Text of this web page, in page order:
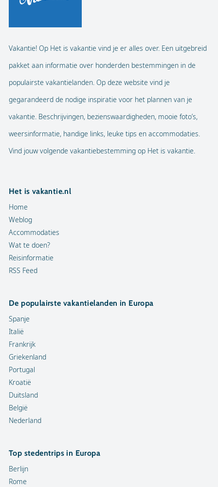
Vakantie! Op Het is vakantie vind je er alles over. Een uitgebreid
pakket aan informatie over honderden bestemmingen in de
populairste vakantielanden. Op deze website vind je
gegarandeerd de nodige inspiratie voor het plannen van je
vakantie. Beschrijvingen, bezienswaardigheden, mooie foto’s,
weersinformatie, handige links, leuke tips en accommodaties.
Vind jouw volgende vakantiebestemming op Het is vakantie.
Het is vakantie.nl
Home
Weblog
Accommodaties
Wat te doen?
Reisinformatie
RSS Feed
De populairste vakantielanden in Europa
Spanje
Italië
Frankrijk
Griekenland
Portugal
Kroatië
Duitsland
België
Nederland
Top stedentrips in Europa
Berlijn
Rome